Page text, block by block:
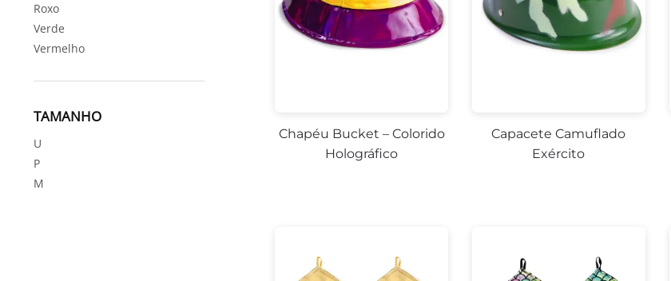
Chapéu Bucket – Colorido
Holográfico
Capacete Camuflado
Exército
Roxo
Verde
Vermelho
TAMANHO
U
P
M